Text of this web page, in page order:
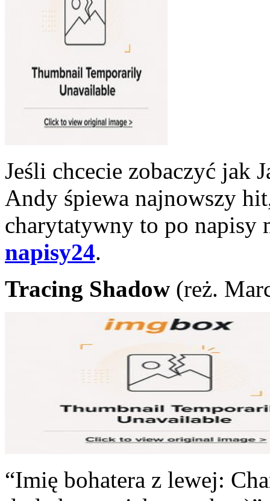
Jeśli chcecie zobaczyć jak
Andy śpiewa najnowszy
charytatywny to po napisy
napisy24.
Tracing Shadow (reż.
“Imię bohatera z lewej: